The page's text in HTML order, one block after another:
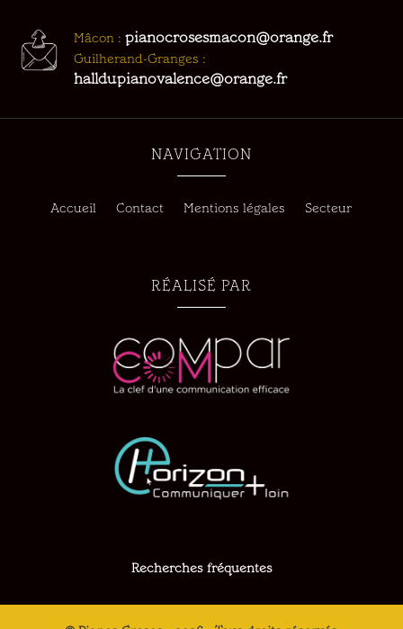
Mâcon : pianocrosesmacon@orange.fr
Guilherand-Granges :
halldupianovalence@orange.fr
NAVIGATION
Accueil Contact Mentions légales Secteur
RÉALISÉ PAR
Recherches fréquentes